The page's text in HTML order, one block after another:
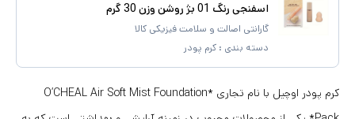
اسفنجی رنگ 01 بژ روشن وزن 30 گرم
گارانتی اصالت و سلامت فیزیکی کالا
دسته بندی : کرم پودر
کرم پودر اوچیل با نام تجاری *O’CHEAL Air Soft Mist Foundation